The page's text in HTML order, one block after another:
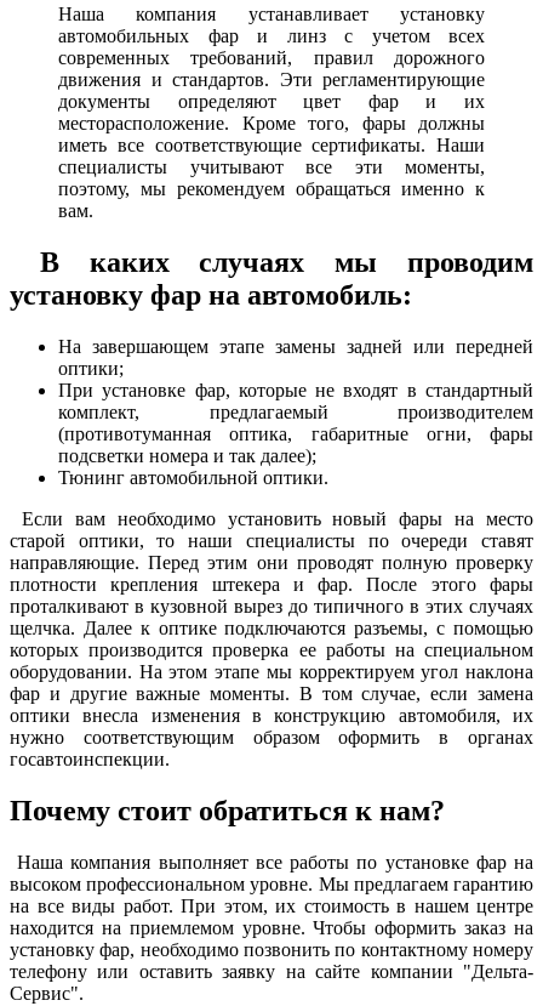
Наша компания устанавливает установку
автомобильных фар и линз с учетом всех
современных требований, правил дорожного
движения и стандартов. Эти регламентирующие
документы определяют цвет фар и их
месторасположение. Кроме того, фары должны
иметь все соответствующие сертификаты. Наши
специалисты учитывают все эти моменты,
поэтому, мы рекомендуем обращаться именно к
вам.
В каких случаях мы проводим
установку фар на автомобиль:
На завершающем этапе замены задней или передней
оптики;
При установке фар, которые не входят в стандартный
комплект, предлагаемый производителем
(противотуманная оптика, габаритные огни, фары
подсветки номера и так далее);
Тюнинг автомобильной оптики.
Если вам необходимо установить новый фары на место
старой оптики, то наши специалисты по очереди ставят
направляющие. Перед этим они проводят полную проверку
плотности крепления штекера и фар. После этого фары
проталкивают в кузовной вырез до типичного в этих случаях
щелчка. Далее к оптике подключаются разъемы, с помощью
которых производится проверка ее работы на специальном
оборудовании. На этом этапе мы корректируем угол наклона
фар и другие важные моменты. В том случае, если замена
оптики внесла изменения в конструкцию автомобиля, их
нужно соответствующим образом оформить в органах
госавтоинспекции.
Почему стоит обратиться к нам?
Наша компания выполняет все работы по установке фар на
высоком профессиональном уровне. Мы предлагаем гарантию
на все виды работ. При этом, их стоимость в нашем центре
находится на приемлемом уровне. Чтобы оформить заказ на
установку фар, необходимо позвонить по контактному номеру
телефону или оставить заявку на сайте компании "Дельта-
Сервис".